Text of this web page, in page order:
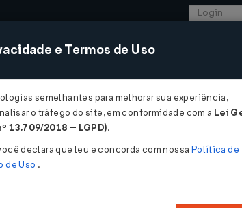
SISTEMAS COMÉRCIO
e Termos de Uso
semelhantes para melhorar sua experiência,
o tráfego do site, em conformidade com a Lei
13.709/2018 – LGPD).
declara que leu e concorda com nossa Política de
de Uso .